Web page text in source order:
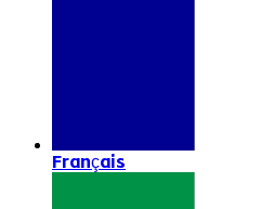
Français